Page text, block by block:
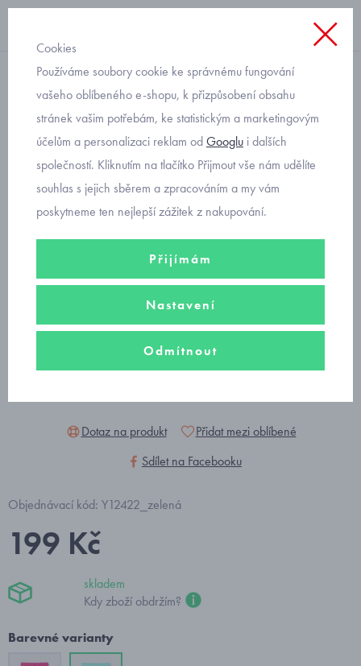
kraťasy
dětské zelené bavlněné
kraťasy Mayoral 3208-48
Dotaz na produkt
Přidat mezi oblíbené
Sdílet na Facebooku
Objednávací kód: Y12422_zelená
199 Kč
skladem
Kdy zboží obdržím?
Barevné varianty
Cookies
Používáme soubory cookie ke správnému fungování
vašeho oblíbeného e-shopu, k přizpůsobení obsahu
stránek vašim potřebám, ke statistickým a marketingovým
účelům a personalizaci reklam odGooglu i dalších
společností. Kliknutím na tlačítko Přijmout vše nám udělíte
souhlas s jejich sběrem a zpracováním a my vám
poskytneme ten nejlepší zážitek z nakupování.
Přijímám
Nastavení
Odmítnout